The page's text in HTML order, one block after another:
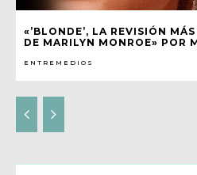
«’BLONDE’, LA REVISIÓN
DE MARILYN MONROE» POR
ENTREMEDIOS